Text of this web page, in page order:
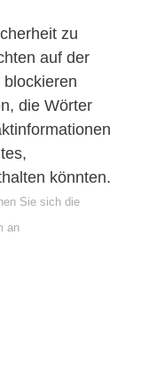
zu
auf der
die Wörter
könnten.
Sie sich die
an